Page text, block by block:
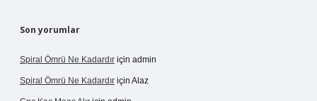
Son yorumlar
Spiral Ömrü Ne Kadardır için admin
Spiral Ömrü Ne Kadardır için Alaz